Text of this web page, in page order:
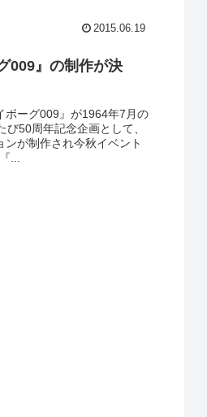
2015.06.19
009』の制作が決
ボーグ009』が1964年7月の
50周年記念企画として、
が制作され今秋イベント
...